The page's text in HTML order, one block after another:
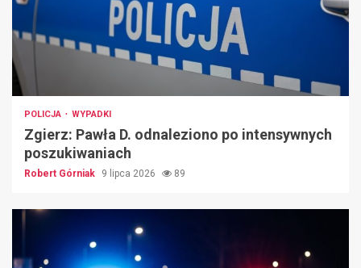
POLICJA WYPADKI
Zgierz: Pawła D. odnaleziono po intensywnych
poszukiwaniach
Robert Górniak 9 lipca 2026 89